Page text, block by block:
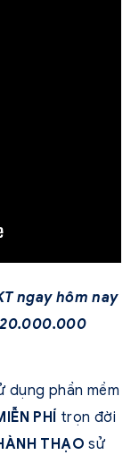
ngay hôm nay
dụng phần mềm
PHÍ trọn đời
THẠO sử